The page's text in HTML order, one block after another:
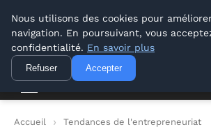
Lyon Photos
Lyon Photos
Accueil
Tendances de l'entrepreneuriat
Nous utilisons des cookies pour
navigation. En poursuivant, vous
confidentialité. En savoir plus
Refuser Accepter